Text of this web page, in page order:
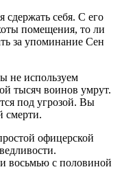
сдержать себя. С его
помещения, то ли
за упоминание Сен
не используем
тысяч воинов умрут.
под угрозой. Вы
смерти.
офицерской
восьмью с половиной